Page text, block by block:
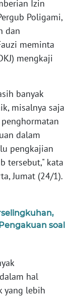
Izin
Poligami,
dan
meminta
mengkaji
banyak
misalnya saja
dalam
pengkajian
tersebut," kata
Jumat (24/1).
soal
hal
yang lebih